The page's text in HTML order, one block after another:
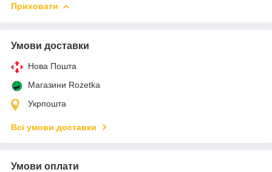
Приховати
Умови доставки
Нова Пошта
Магазини Rozetka
Укрпошта
Всі умови доставки
Умови оплати